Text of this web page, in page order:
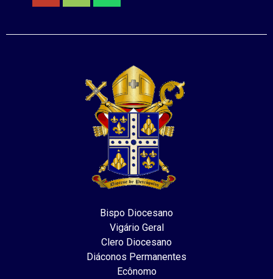
Bispo Diocesano
Vigário Geral
Clero Diocesano
Diáconos Permanentes
Ecônomo